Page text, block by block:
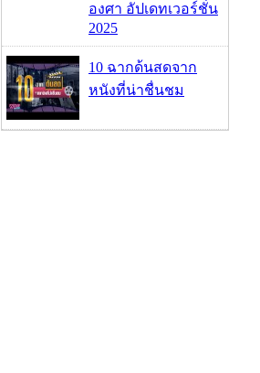
องศา อัปเดทเวอร์ชั่น
2025
10 ฉากด้นสดจาก
หนังที่น่าชื่นชม